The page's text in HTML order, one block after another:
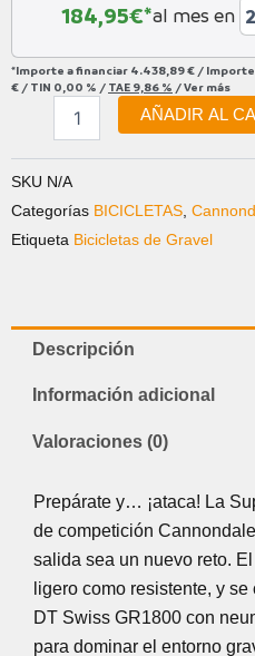
184,95€*al mes en
*Importe a financiar 4.438,89 € /
€ / TIN 0,00 % / TAE 9,86 % /Ver más
AÑADIR AL
SKU N/A
Categorías BICICLETAS,
Etiqueta Bicicletas de Gravel
Descripción
Información adicional
Valoraciones (0)
Prepárate y… ¡ataca! La
de competición
salida sea un nuevo reto.
ligero como resistente, y
DT Swiss GR1800 con
para dominar el entorno